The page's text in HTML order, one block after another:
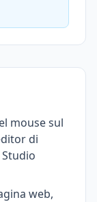
mouse sul
di
web,